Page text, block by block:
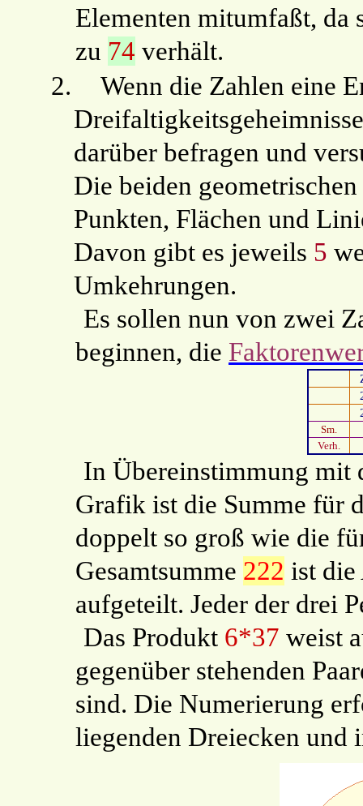
Elementen mitumfaßt, da
zu 74 verhält.
2.
Wenn die Zahlen eine
darüber befragen und
Die beiden
Punkten, Flächen und
Davon gibt es jeweils 5
Umkehrungen.
Es sollen nun von zwei
beginnen, die
Sm.
Verh.
In Übereinstimmung mit
Grafik ist die Summe für
doppelt so groß wie die
Gesamtsumme 222 ist
aufgeteilt. Jeder der drei
Das Produkt 6*37 weist
gegenüber stehenden
sind. Die Numerierung
liegenden Dreiecken und